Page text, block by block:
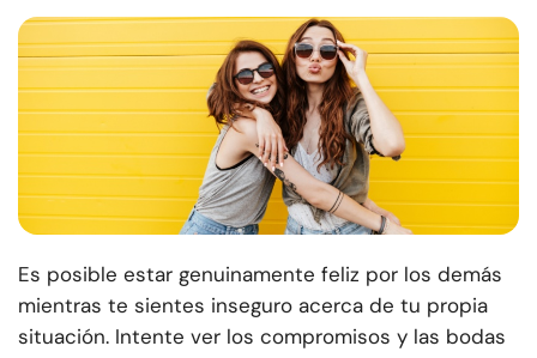
Es posible estar genuinamente feliz por los demás
mientras te sientes inseguro acerca de tu propia
situación. Intente ver los compromisos y las bodas